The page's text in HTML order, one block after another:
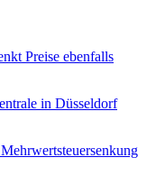
Preise ebenfalls